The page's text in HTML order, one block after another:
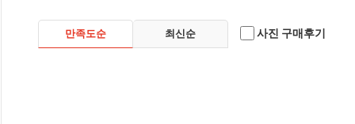
만족도순 최신순 사진 구매후기